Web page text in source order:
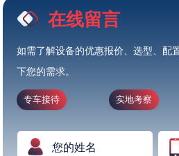
在线留言
如需了解设备的优惠报价、选型、配
下您的需求。
专车接待 实地考察